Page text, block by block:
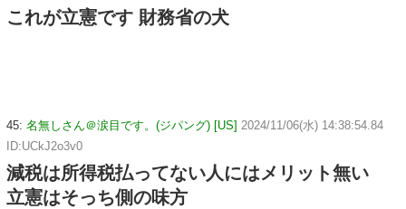
これが立憲です 財務省の犬
45: 名無しさん＠涙目です。(ジパング) [US] 2024/11/06(水) 14:38:54.84
ID:UCkJ2o3v0
減税は所得税払ってない人にはメリット無い
立憲はそっち側の味方